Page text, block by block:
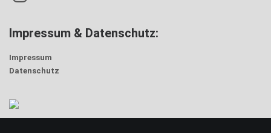
Impressum & Datenschutz:
Impressum
Datenschutz